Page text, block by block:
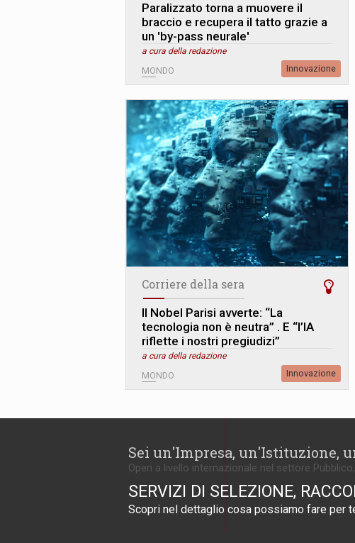
Paralizzato torna a muovere il
braccio e recupera il tatto grazie a
un 'by-pass neurale'
a cura della redazione
MONDO Innovazione
Corriere della sera
Il Nobel Parisi avverte: “La
tecnologia non è neutra” . E “l’IA
riflette i nostri pregiudizi”
a cura della redazione
MONDO Innovazione
Sei un'Impresa, un'Istituzione,
Operi a livello internazionale nel settore
SERVIZI DI SELEZIONE,
Scopri nel dettaglio cosa possiamo fare per